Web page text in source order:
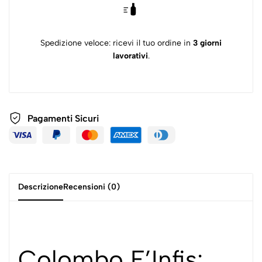
Spedizione veloce: ricevi il tuo ordine in 3 giorni
lavorativi.
Pagamenti Sicuri
DescrizioneRecensioni (0)